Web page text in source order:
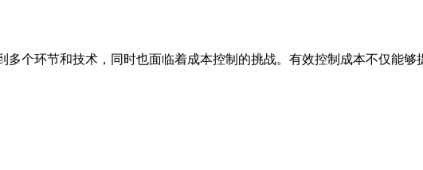
个环节和技术，同时也面临着成本控制的挑战。有效控制成本不仅能够